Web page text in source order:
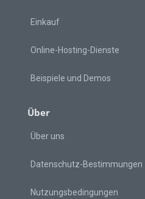
Einkauf
Online-Hosting-Dienste
Beispiele und Demos
Über
Über uns
Datenschutz-Bestimmungen
Nutzungsbedingungen